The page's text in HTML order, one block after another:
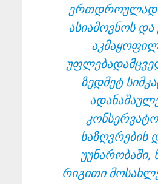
ერთდროულად
ასიამოვნოს და
ზედმეტ
საზღვრების
რიგითი